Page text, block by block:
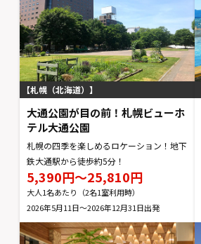
札幌（北海道）
大通公園が目の前！札幌ビューホ
テル大通公園
札幌の四季を楽しめるロケーション！地下
鉄大通駅から徒歩約5分！
5,390円～25,810円
大人1名あたり（2名1室利用時）
2026年5月11日～2026年12月31日